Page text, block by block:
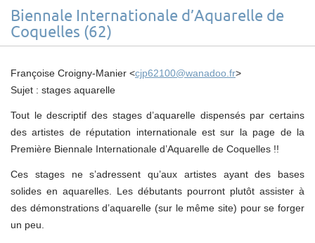
Biennale Internationale d’Aquarelle de
Coquelles (62)
Françoise Croigny-Manier <cjp62100@wanadoo.fr>
Sujet : stages aquarelle
Tout le descriptif des stages d’aquarelle dispensés par certains
des artistes de réputation internationale est sur la page de la
Première Biennale Internationale d’Aquarelle de Coquelles !!
Ces stages ne s’adressent qu’aux artistes ayant des bases
solides en aquarelles. Les débutants pourront plutôt assister à
des démonstrations d’aquarelle (sur le même site) pour se forger
un peu.